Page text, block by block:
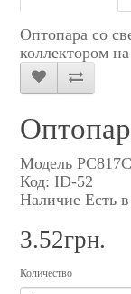
Оптопара со
коллектором
Модель PC817C
Код: ID-52
Наличие Есть
3.52грн.
Количество